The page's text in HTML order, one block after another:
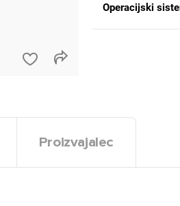
Operacijski
Proizvajalec